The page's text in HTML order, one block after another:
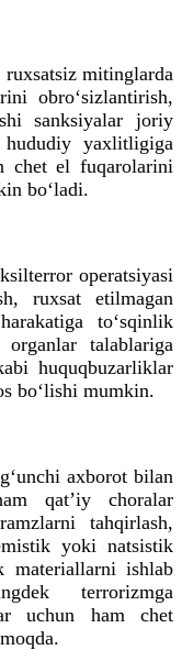
mitinglarda
obro‘sizlantirish,
sanksiyalar joriy
hududiy yaxlitligiga
chet el fuqarolarini
bo‘ladi.
operatsiyasi
ruxsat etilmagan
to‘sqinlik
talablariga
huquqbuzarliklar
bo‘lishi mumkin.
axborot bilan
qat’iy choralar
tahqirlash,
yoki natsistik
materiallarni ishlab
terrorizmga
uchun ham chet